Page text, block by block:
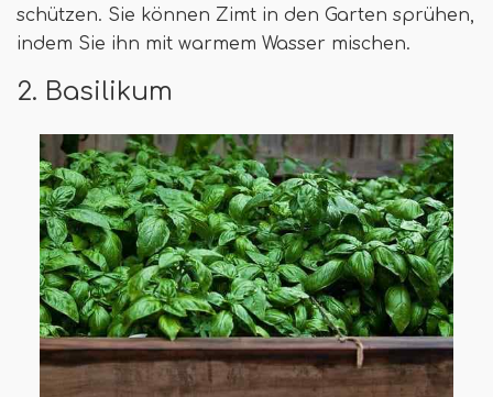
schützen. Sie können Zimt in den Garten sprühen,
indem Sie ihn mit warmem Wasser mischen.
2. Basilikum